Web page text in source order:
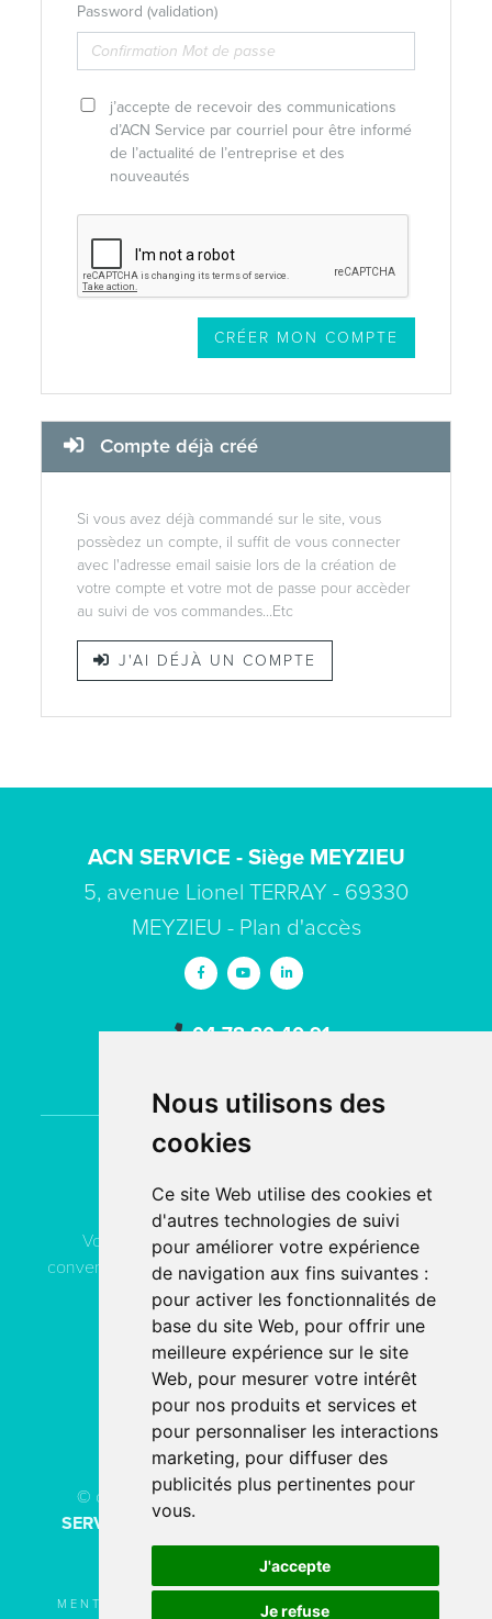
Nous utilisons des
cookies
Ce site Web utilise des cookies et
d'autres technologies de suivi
pour améliorer votre expérience
de navigation aux fins suivantes :
pour activer les fonctionnalités de
base du site Web, pour offrir une
meilleure expérience sur le site
Web, pour mesurer votre intérêt
pour nos produits et services et
pour personnaliser les interactions
marketing, pour diffuser des
publicités plus pertinentes pour
vous.
J'accepte
Je refuse
Password (validation)
j’accepte de recevoir des communications
d’ACN Service par courriel pour être informé
de l’actualité de l’entreprise et des
nouveautés
Compte déjà créé
Si vous avez déjà commandé sur le site, vous
possèdez un compte, il suffit de vous connecter
avec l'adresse email saisie lors de la création de
votre compte et votre mot de passe pour accèder
au suivi de vos commandes...Etc
J'AI DÉJÀ UN COMPTE
ACN SERVICE - Siège MEYZIEU
5, avenue Lionel TERRAY - 69330
MEYZIEU - Plan d'accès
04 78 80 40 91
ACN Service
Vous pouvez contacter ACN Service à votre
convenance, soit par téléphone, soit par email, soit en
remplissant le formulaire de contact.
04 78 80 40 91
PAR EMAIL
© copyright 2026 - Tous droits réservésACN
SERVICE
Création de site internet
l’agence digitale SERCO POINTWEB
MENTIONS LÉGALES UTILISATION DES